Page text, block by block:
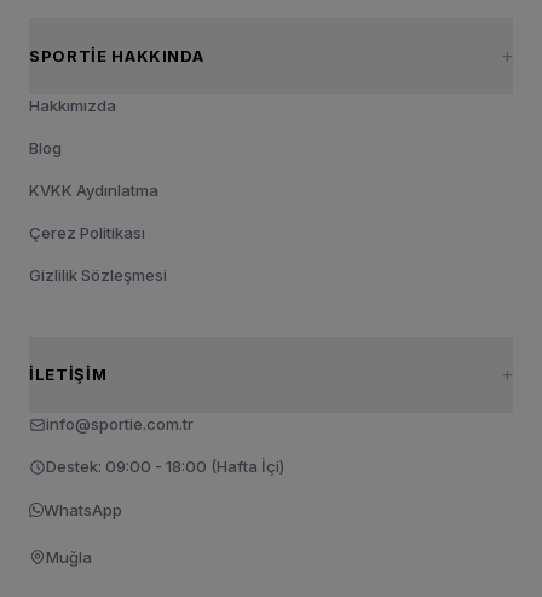
SPORTIE HAKKINDA
Hakkımızda
Blog
KVKK Aydınlatma
Çerez Politikası
Gizlilik Sözleşmesi
İLETIŞIM
info@sportie.com.tr
Destek: 09:00 - 18:00 (Hafta İçi)
WhatsApp
Muğla